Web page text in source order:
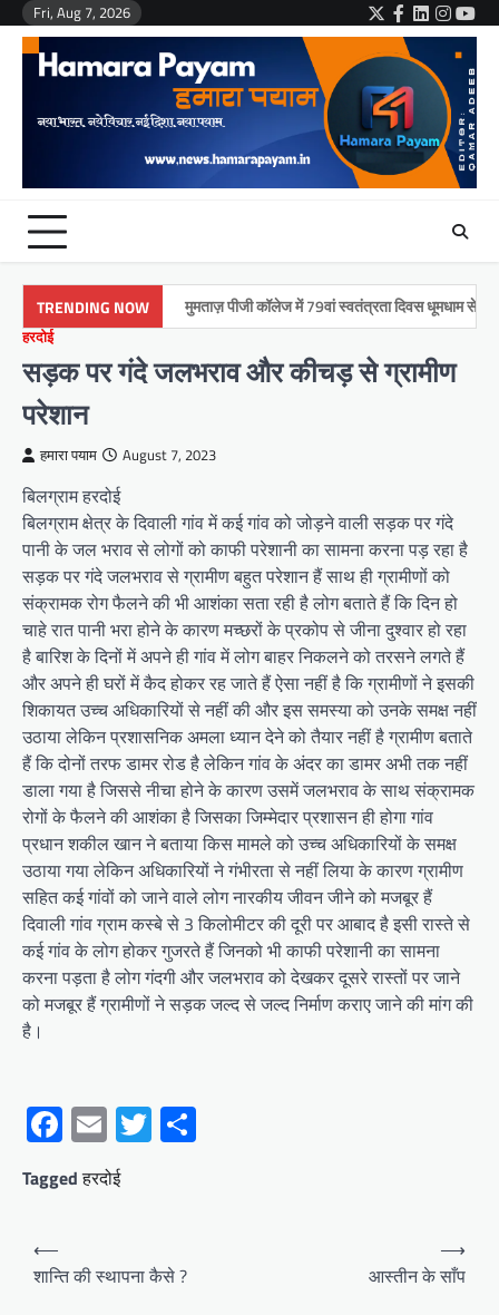
Skip
content
Fri, Aug 7, 2026 Twitter
Facebook
LinkedIn
TRENDING NOWमुमताज़ पीजी कॉलेज में 79वां स्वतंत्रता दिवस धूमधाम से मनाया गया
हरदोई
सड़क पर गंदे जलभराव और कीचड़ से ग्रामीण
परेशान
हमारा पयाम August 7, 2023
बिलग्राम हरदोई
बिलग्राम क्षेत्र के दिवाली गांव में कई गांव को जोड़ने वाली सड़क पर गंदे
पानी के जल भराव से लोगों को काफी परेशानी का सामना करना पड़ रहा है
सड़क पर गंदे जलभराव से ग्रामीण बहुत परेशान हैं साथ ही ग्रामीणों को
संक्रामक रोग फैलने की भी आशंका सता रही है लोग बताते हैं कि दिन हो
चाहे रात पानी भरा होने के कारण मच्छरों के प्रकोप से जीना दुश्वार हो रहा
है बारिश के दिनों में अपने ही गांव में लोग बाहर निकलने को तरसने लगते हैं
और अपने ही घरों में कैद होकर रह जाते हैं ऐसा नहीं है कि ग्रामीणों ने इसकी
शिकायत उच्च अधिकारियों से नहीं की और इस समस्या को उनके समक्ष नहीं
उठाया लेकिन प्रशासनिक अमला ध्यान देने को तैयार नहीं है ग्रामीण बताते
हैं कि दोनों तरफ डामर रोड है लेकिन गांव के अंदर का डामर अभी तक नहीं
डाला गया है जिससे नीचा होने के कारण उसमें जलभराव के साथ संक्रामक
रोगों के फैलने की आशंका है जिसका जिम्मेदार प्रशासन ही होगा गांव
प्रधान शकील खान ने बताया किस मामले को उच्च अधिकारियों के समक्ष
उठाया गया लेकिन अधिकारियों ने गंभीरता से नहीं लिया के कारण ग्रामीण
सहित कई गांवों को जाने वाले लोग नारकीय जीवन जीने को मजबूर हैं
दिवाली गांव ग्राम कस्बे से 3 किलोमीटर की दूरी पर आबाद है इसी रास्ते से
कई गांव के लोग होकर गुजरते हैं जिनको भी काफी परेशानी का सामना
करना पड़ता है लोग गंदगी और जलभराव को देखकर दूसरे रास्तों पर जाने
को मजबूर हैं ग्रामीणों ने सड़क जल्द से जल्द निर्माण कराए जाने की मांग की
है।
Facebook
EmailTwitter
Taggedहरदोई
Post
navigation
⟵
शान्ति की स्थापना कैसे ?
आस्तीन के साँप
⟶